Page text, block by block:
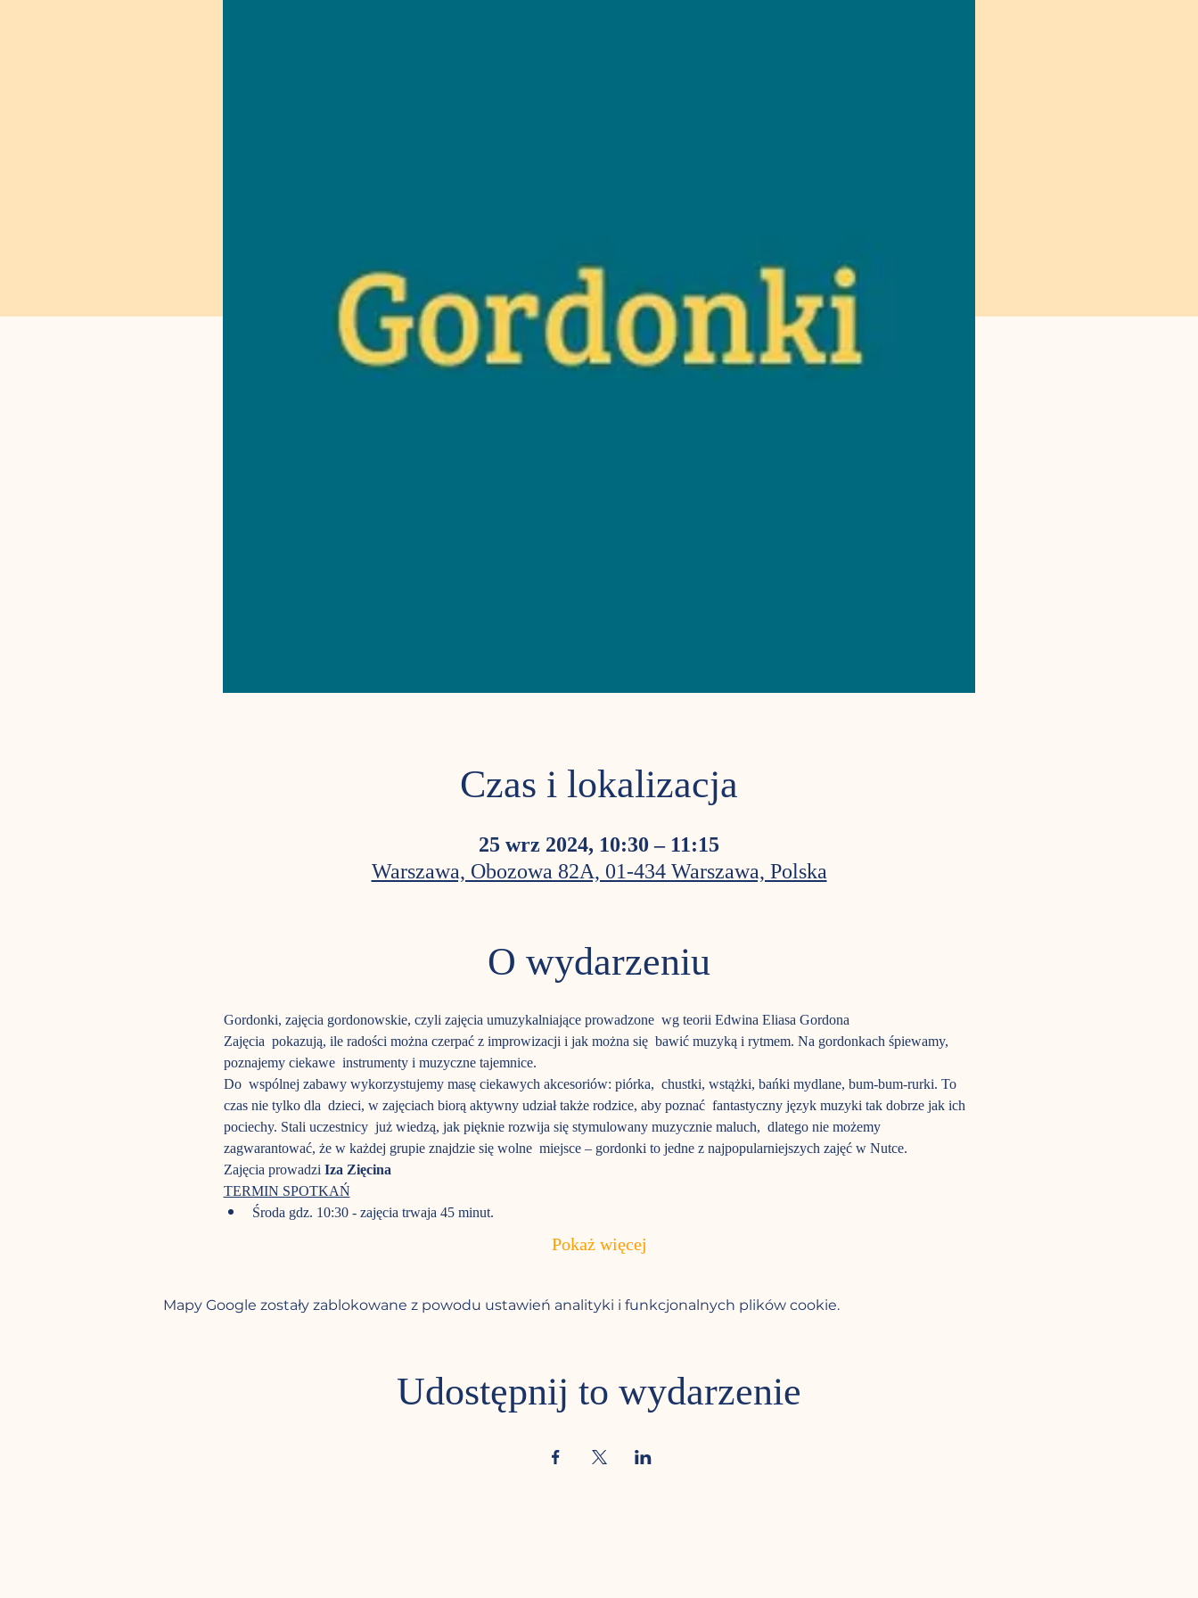
Czas i lokalizacja
25 wrz 2024, 10:30 – 11:15
Warszawa, Obozowa 82A, 01-434 Warszawa, Polska
O wydarzeniu
Gordonki, zajęcia gordonowskie, czyli zajęcia umuzykalniające prowadzone  wg teorii Edwina Eliasa Gordona
Zajęcia  pokazują, ile radości można czerpać z improwizacji i jak można się  bawić muzyką i rytmem. Na gordonkach śpiewamy,
poznajemy ciekawe  instrumenty i muzyczne tajemnice.
Do  wspólnej zabawy wykorzystujemy masę ciekawych akcesoriów: piórka,  chustki, wstążki, bańki mydlane, bum-bum-rurki. To
czas nie tylko dla  dzieci, w zajęciach biorą aktywny udział także rodzice, aby poznać  fantastyczny język muzyki tak dobrze jak ich
pociechy. Stali uczestnicy  już wiedzą, jak pięknie rozwija się stymulowany muzycznie maluch,  dlatego nie możemy
zagwarantować, że w każdej grupie znajdzie się wolne  miejsce – gordonki to jedne z najpopularniejszych zajęć w Nutce.
Zajęcia prowadzi Iza Zięcina
TERMIN SPOTKAŃ
Środa gdz. 10:30 - zajęcia trwaja 45 minut.
Pokaż więcej
Mapy Google zostały zablokowane z powodu ustawień analityki i funkcjonalnych plików cookie.
Udostępnij to wydarzenie